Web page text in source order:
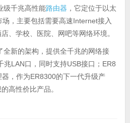
级千兆高性能路由器 ，它定位于以太
，主要包括需要高速Internet接入
、学校、医院、网吧等网络环境。
全新的架构，提供全千兆的网络接
兆LAN口，同时支持USB接口；ER8
，作为ER8300的下一代升级产
高性价比产品。